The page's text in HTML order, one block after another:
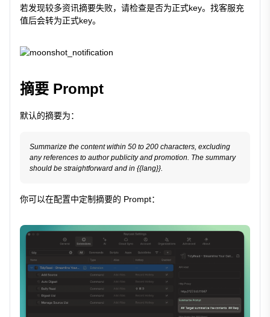
若发现较多资讯摘要失败，请检查是否为正式key。找客服充
值后会转为正式key。
摘要 Prompt
默认的摘要为：
Summarize the content within 50 to 200 characters, excluding
any references to author publicity and promotion. The summary
你可以在配置中定制摘要的 Prompt：